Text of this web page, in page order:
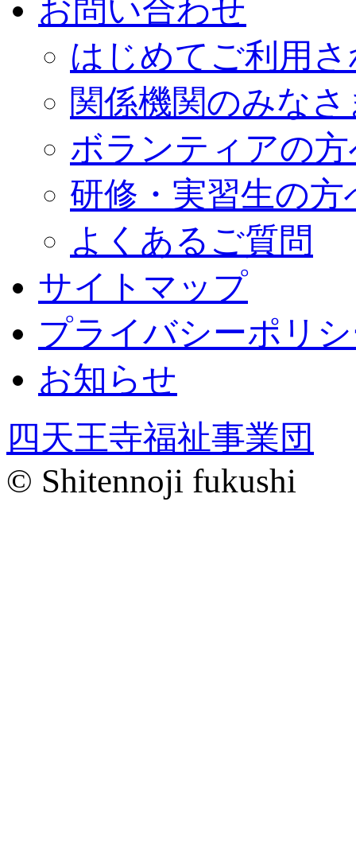
お問い合わせ
はじめてご利用
関係機関のみな
ボランティアの
研修・実習生の方
よくあるご質問
サイトマップ
プライバシーポリ
お知らせ
四天王寺福祉事業団
© Shitennoji fukushi